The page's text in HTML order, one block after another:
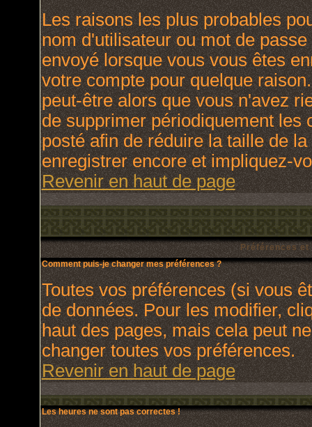
Les raisons les plus probables
nom d'utilisateur ou mot de
envoyé lorsque vous vous êtes
votre compte pour quelque
peut-être alors que vous n'avez
de supprimer périodiquement les
posté afin de réduire la taille de
enregistrer encore et impliquez-
Revenir en haut de page
Préférences
Comment puis-je changer mes préférences ?
Toutes vos préférences (si vous
de données. Pour les modifier,
haut des pages, mais cela peut
changer toutes vos préférences.
Revenir en haut de page
Les heures ne sont pas correctes !